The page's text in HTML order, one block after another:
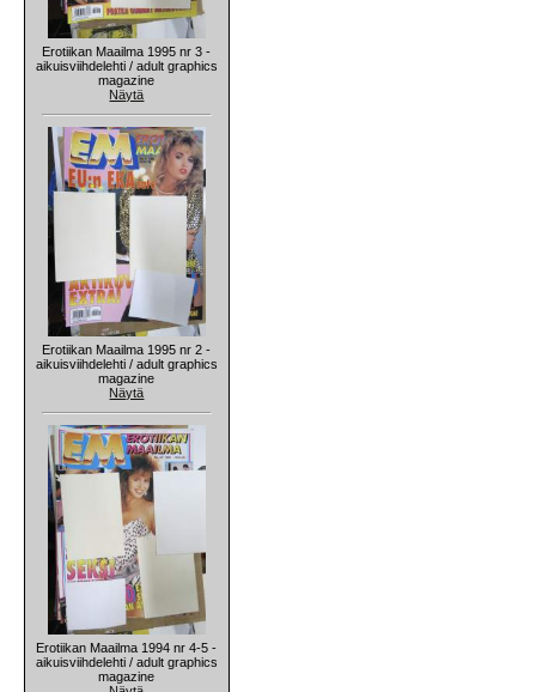
Erotiikan Maailma 1995 nr 3 -
aikuisviihdelehti / adult graphics
magazine
Näytä
Erotiikan Maailma 1995 nr 2 -
aikuisviihdelehti / adult graphics
magazine
Näytä
Erotiikan Maailma 1994 nr 4-5 -
aikuisviihdelehti / adult graphics
magazine